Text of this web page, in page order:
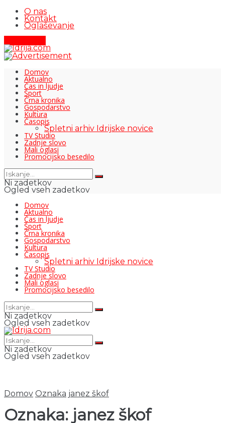
O nas
Kontakt
Oglaševanje
Domov
Aktualno
Čas in ljudje
Šport
Črna kronika
Gospodarstvo
Kultura
Časopis
Spletni arhiv Idrijske novice
TV Studio
Zadnje slovo
Mali oglasi
Promocijsko besedilo
Ni zadetkov
Ogled vseh zadetkov
Domov
Aktualno
Čas in ljudje
Šport
Črna kronika
Gospodarstvo
Kultura
Časopis
Spletni arhiv Idrijske novice
TV Studio
Zadnje slovo
Mali oglasi
Promocijsko besedilo
Ni zadetkov
Ogled vseh zadetkov
Ni zadetkov
Ogled vseh zadetkov
Domov Oznaka janez škof
Oznaka: janez škof